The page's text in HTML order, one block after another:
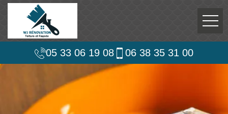
05 33 06 19 08 06 38 35 31 00